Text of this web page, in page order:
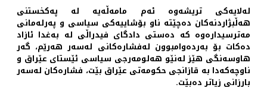
لەلایەکی تریشەوە ئەم مامەڵەیە لە پەکخستنی
هەڵبژاردنەکان دەچێتە ناو بۆشاییەکی سیاسی و پەرلەمانی
مەترسیدارەوە کە دەستی دادگای فیدراڵی لە بەغدا ئازاد
دەکات بۆ بەردەوامبوون لەفشارەکانی لەسەر هەرێم، گەر
هاوسەنگی هێز لەنێو هەلومەرجی سیاسی ئێستای عێراق و
ناوچەکەدا بە قازانجی حکومەتی عێراق بێت، فشارەکان لەسەر
بارزانی زیاتر دەبێت.